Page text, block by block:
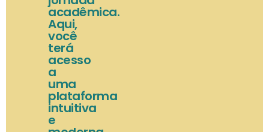
acadêmica.
Aqui,
você
terá
acesso
a
uma
plataforma
intuitiva
e